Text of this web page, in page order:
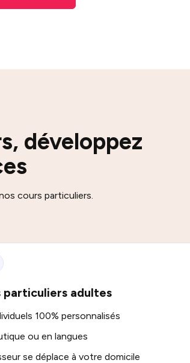
développez
cours particuliers.
particuliers adultes
100% personnalisés
ou en langues
se déplace à votre domicile